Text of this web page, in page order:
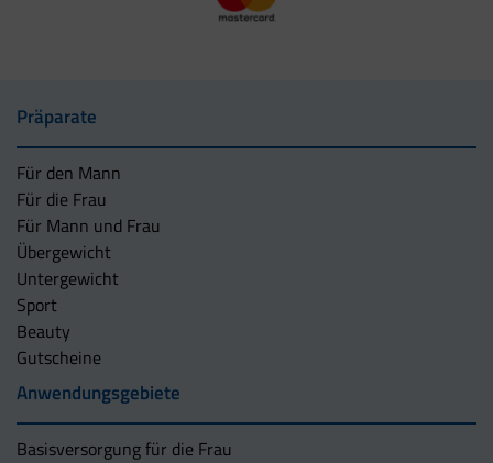
Präparate
Für den Mann
Für die Frau
Für Mann und Frau
Übergewicht
Untergewicht
Sport
Beauty
Gutscheine
Anwendungsgebiete
Basisversorgung für die Frau